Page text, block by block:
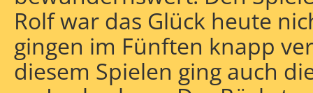
Rolf war das Glück heute
gingen im Fünften knapp
diesem Spielen ging auch